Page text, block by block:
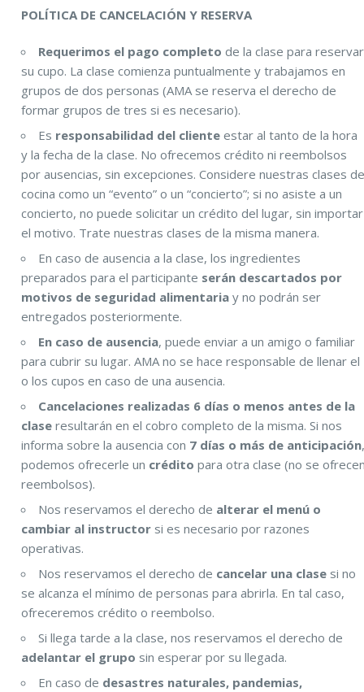
POLÍTICA DE CANCELACIÓN Y RESERVA
Requerimos el pago completo de la clase para reservar
su cupo. La clase comienza puntualmente y trabajamos en
grupos de dos personas (AMA se reserva el derecho de
formar grupos de tres si es necesario).
Es responsabilidad del cliente estar al tanto de la hora
y la fecha de la clase. No ofrecemos crédito ni reembolsos
por ausencias, sin excepciones. Considere nuestras clases
cocina como un “evento” o un “concierto”; si no asiste a un
concierto, no puede solicitar un crédito del lugar, sin importar
el motivo. Trate nuestras clases de la misma manera.
En caso de ausencia a la clase, los ingredientes
preparados para el participante serán descartados por
motivos de seguridad alimentaria y no podrán ser
entregados posteriormente.
En caso de ausencia, puede enviar a un amigo o familiar
para cubrir su lugar. AMA no se hace responsable de llenar el
o los cupos en caso de una ausencia.
Cancelaciones realizadas 6 días o menos antes de la
clase resultarán en el cobro completo de la misma. Si nos
informa sobre la ausencia con 7 días o más de anticipación
podemos ofrecerle un crédito para otra clase (no se
reembolsos).
Nos reservamos el derecho de alterar el menú o
cambiar al instructor si es necesario por razones
operativas.
Nos reservamos el derecho de cancelar una clase si no
se alcanza el mínimo de personas para abrirla. En tal caso,
ofreceremos crédito o reembolso.
Si llega tarde a la clase, nos reservamos el derecho de
adelantar el grupo sin esperar por su llegada.
En caso de desastres naturales, pandemias,